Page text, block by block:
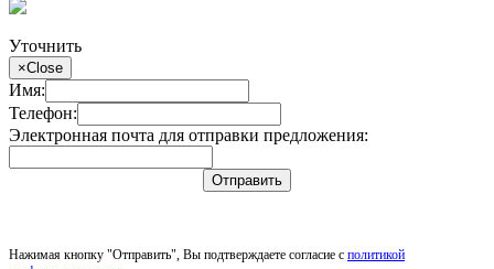
Уточнить
×Close
Имя:
Телефон:
Электронная почта для отправки предложения:
Отправить
Нажимая кнопку "Отправить", Вы подтверждаете согласие с политикой